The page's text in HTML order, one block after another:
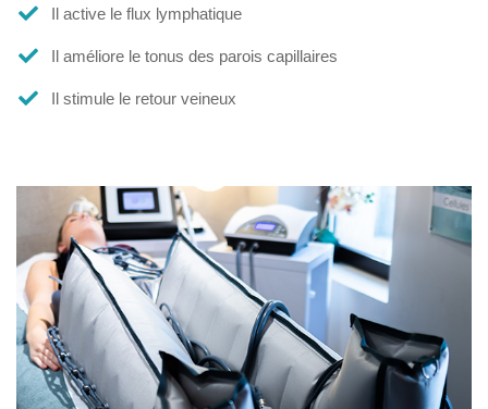
Il active le flux lymphatique
Il améliore le tonus des parois capillaires
Il stimule le retour veineux